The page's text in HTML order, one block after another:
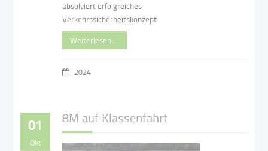
absolviert erfolgreiches
Verkehrssicherheitskonzept
Weiterlesen …
2024
01
Okt
8M auf Klassenfahrt